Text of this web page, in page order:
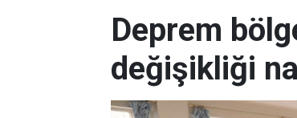
Deprem
değişikliği